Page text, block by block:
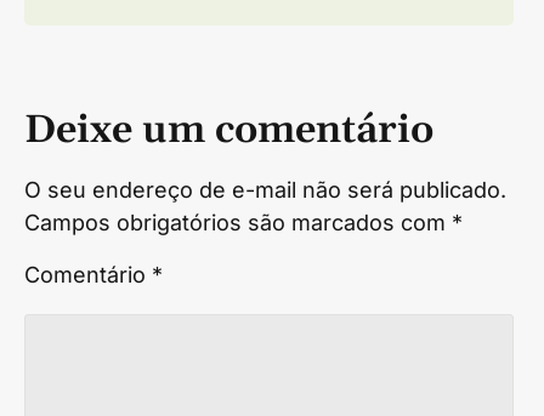
Deixe um comentário
O seu endereço de e-mail não será publicado.
Campos obrigatórios são marcados com *
Comentário *